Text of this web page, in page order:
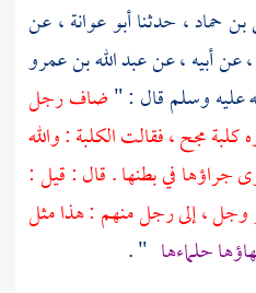
بن حماد ، حدثناأبو عوانة ،عن
عن أبيه ، عنعبد الله بن عمرو
عليه وسلم قال : "ضاف رجل
كلبة مجح ، فقالت الكلبة : والله
جراؤها في بطنها . قال : قيل :
وجل ، إلى رجل منهم : هذا مثل
حلماءها " .